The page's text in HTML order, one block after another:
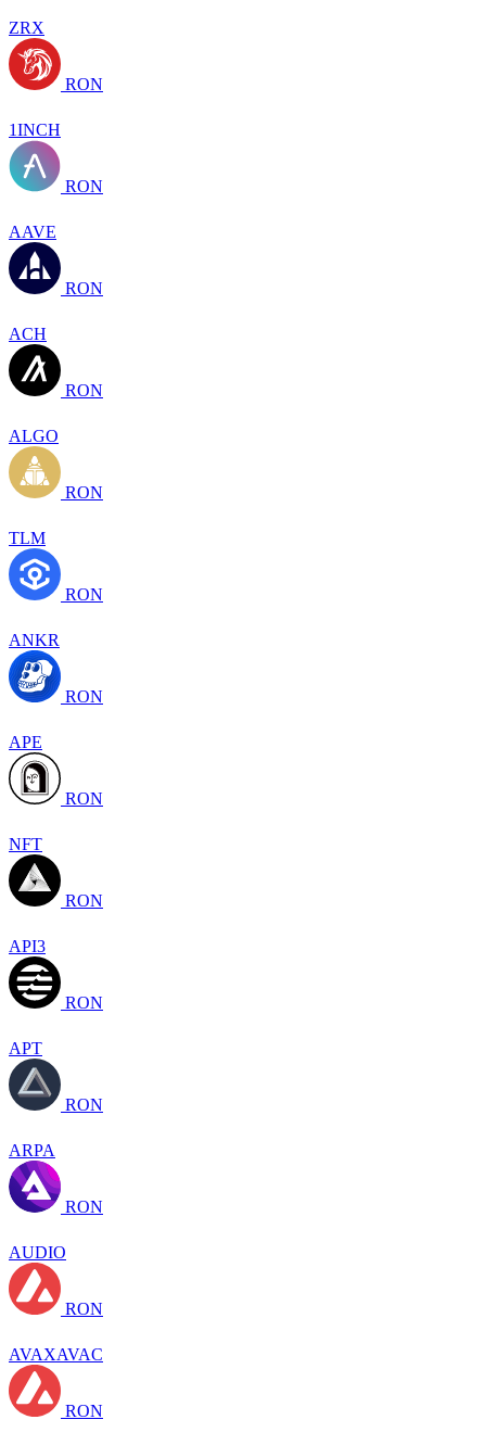
ZRX
RON
1INCH
RON
AAVE
RON
ACH
RON
ALGO
RON
TLM
RON
ANKR
RON
APE
RON
NFT
RON
API3
RON
APT
RON
ARPA
RON
AUDIO
RON
AVAXAVAC
RON